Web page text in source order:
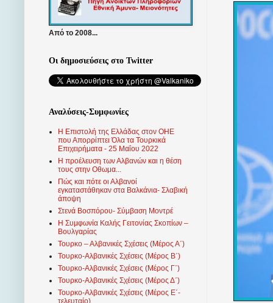
Από το 2008...
Οι δημοσιεύσεις στο Twitter
Αναλύσεις-Συμφωνίες
Η Επιστολή της Ελλάδας στον ΟΗΕ
που Απορρίπτει Όλα τα Τουρκικά
Επιχειρήματα - 25 Μαΐου 2022
Η προέλευση των Αλβανών και η θέση
τους στην Οθωμα...
Πώς και πότε οι Αλβανοί
εγκαταστάθηκαν στα Βαλκάνια- Σλαβική
άποψη
Στενά Βοσπόρου- Σύμβαση Μοντρέ
Η Συμφωνία Καλής Γειτονίας Σκοπίων –
Βουλγαρίας
Τουρκο – Αλβανικές Σχέσεις (Mέρος Α΄)
Τουρκο-Αλβανικές Σχέσεις (Μέρος Β΄)
Τουρκο-Αλβανικές Σχέσεις (Μέρος Γ΄)
Τουρκο-Αλβανικές Σχέσεις (Μέρος Δ΄)
Τουρκο-Αλβανικές Σχέσεις (Μέρος Ε΄-
τελευταίο)